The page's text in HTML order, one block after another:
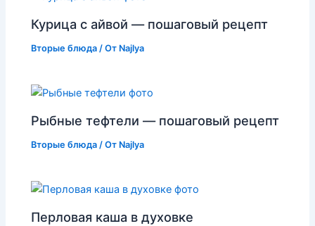
Курица с айвой — пошаговый рецепт
Вторые блюда / От Najlya
Рыбные тефтели — пошаговый рецепт
Вторые блюда / От Najlya
Перловая каша в духовке